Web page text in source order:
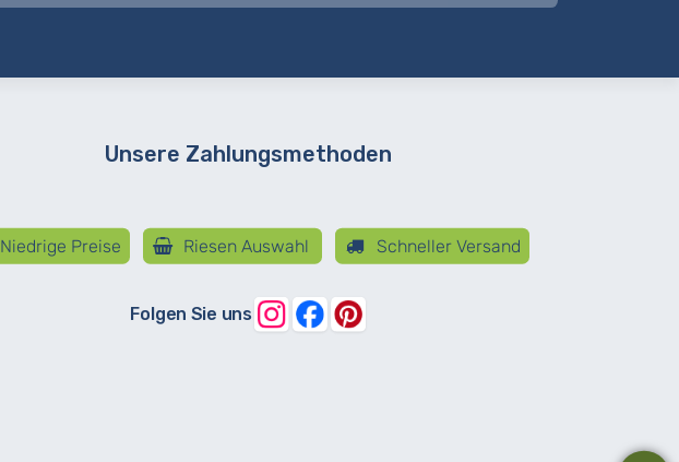
Unsere Zahlungsmethoden
Niedrige Preise Riesen Auswahl Schneller Versand
Folgen Sie uns